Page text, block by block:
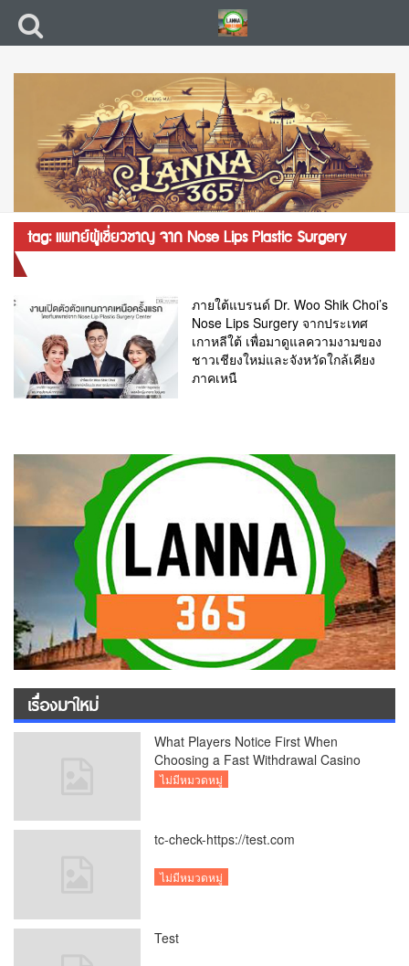
tag: แพทย์ผู้เชี่ยวชาญ จาก Nose Lips Plastic Surgery
ภายใต้แบรนด์ Dr. Woo Shik Choi’s
Nose Lips Surgery จากประเทศ
เกาหลีใต้ เพื่อมาดูแลความงามของ
ชาวเชียงใหม่และจังหวัดใกล้เคียง
ภาคเหนื
เรื่องมาใหม่
What Players Notice First When
Choosing a Fast Withdrawal Casino
UK
ไม่มีหมวดหมู่
tc-check-https://test.com
ไม่มีหมวดหมู่
Test